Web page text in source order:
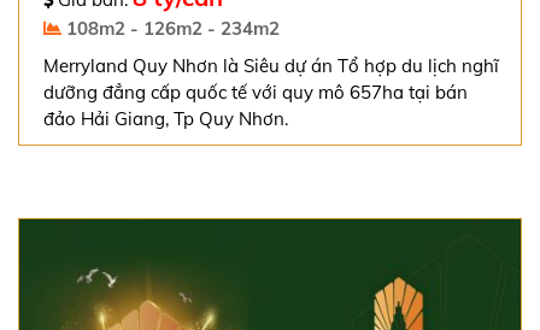
108m2 - 126m2 - 234m2
Merryland Quy Nhơn là Siêu dự án Tổ hợp du lịch nghĩ
dưỡng đẳng cấp quốc tế với quy mô 657ha tại bán
đảo Hải Giang, Tp Quy Nhơn.